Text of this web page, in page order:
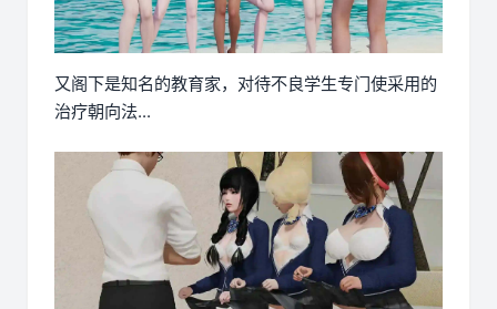
又阁下是知名的教育家，对待不良学生专门使采用的
治疗朝向法...